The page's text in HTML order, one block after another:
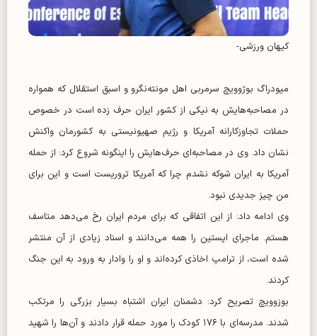
کیهان ورزشی-
میودراگ بوژوویچ سرمربی اهل مونته‌نگرو و اسبق استقلال که همواره
در مصاحبه‌هایش به نیکی از کشور ایران حرف زده است در خصوص
حملات تجاوزکارانه آمریکا و رژیم صهیونیستی به کشورمان واکنش
نشان داد. وی در مصاحبه‌ای حرف‌هایش را اینگونه شروع کرد: از حمله
آمریکا به ایران شوکه نشدم چرا که آمریکا تروریست است و این برای
من چیز جدیدی نبود.
وی ادامه داد: از این اتفاقی که برای مردم ایران رخ می‌دهد متاسف
هستم. ماجرای اپستین را همه می‌دانند و اسناد زیادی از آن منتشر
شده است، از ترامپ اخاذی کرده‌اند و او را وادار به ورود به این جنگ
کردند.
بوزوویچ تصریح کرد: دشمنان ایران اشتباه بسیار بزرگی را مرتکب
شدند. مدرسه‌ای با ۱۷۶ کودک را مورد حمله قرار دادند و آن‌ها را شهید